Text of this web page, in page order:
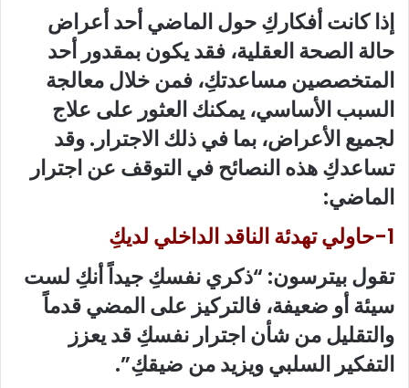
إذا كانت أفكاركِ حول الماضي أحد أعراض
حالة الصحة العقلية، فقد يكون بمقدور أحد
المتخصصين مساعدتكِ، فمن خلال معالجة
السبب الأساسي، يمكنك العثور على علاج
لجميع الأعراض، بما في ذلك الاجترار. وقد
تساعدكِ هذه النصائح في التوقف عن اجترار
الماضي:
1-حاولي تهدئة الناقد الداخلي لديكِ
تقول بيترسون: “ذكري نفسكِ جيداً أنكِ لست
سيئة أو ضعيفة، فالتركيز على المضي قدماً
والتقليل من شأن اجترار نفسكِ قد يعزز
التفكير السلبي ويزيد من ضيقكِ”.